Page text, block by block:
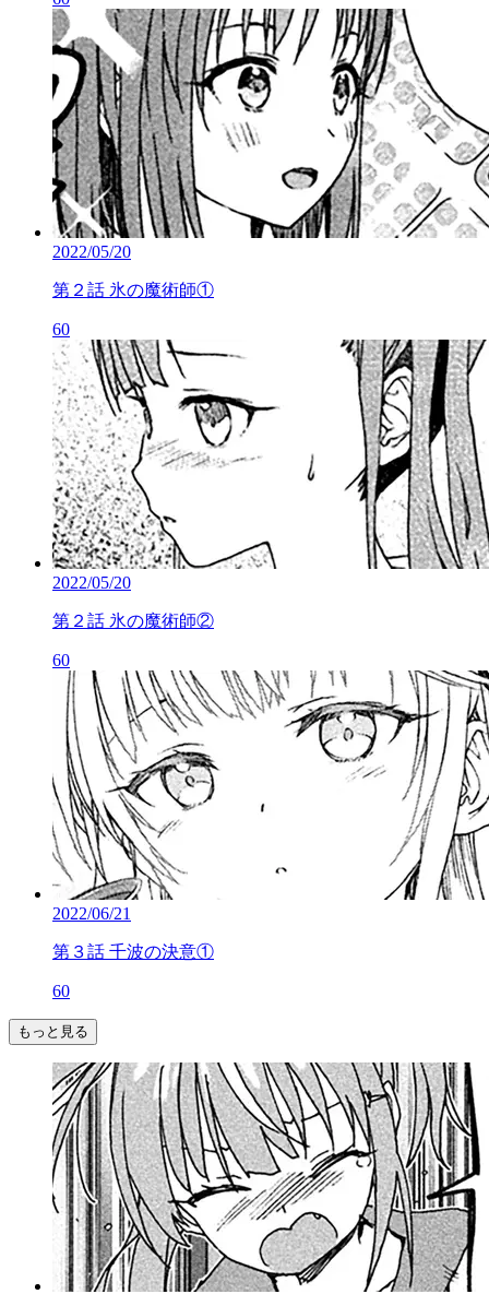
2022/05/20
第２話 氷の魔術師①
60
2022/05/20
第２話 氷の魔術師②
60
2022/06/21
第３話 千波の決意①
60
もっと見る